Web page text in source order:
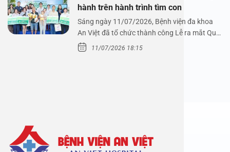
hành trên hành trình tìm con
Sáng ngày 11/07/2026, Bệnh viện đa khoa
An Việt đã tổ chức thành công Lễ ra mắt Quỹ
Mầm Xanh…
11/07/2026 18:15